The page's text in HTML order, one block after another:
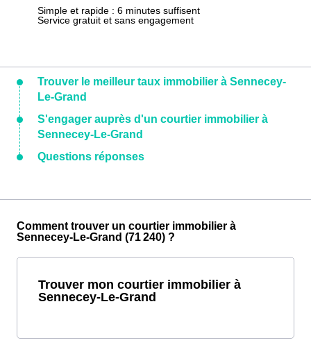
Simple et rapide : 6 minutes suffisent
Service gratuit et sans engagement
Trouver le meilleur taux immobilier à Sennecey-
Le-Grand
S'engager auprès d'un courtier immobilier à
Sennecey-Le-Grand
Questions réponses
Comment trouver un courtier immobilier à
Sennecey-Le-Grand (71 240) ?
Trouver mon courtier immobilier à
Sennecey-Le-Grand